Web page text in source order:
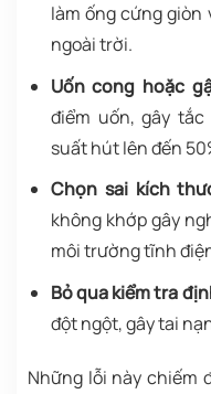
làm ống cứng giòn
ngoài trời.
Uốn cong hoặc
điểm uốn, gây
suất hút lên đến
Chọn sai kích
không khớp gây
môi trường tĩnh
Bỏ qua kiểm tra
đột ngột, gây tai
Những lỗi này chiếm